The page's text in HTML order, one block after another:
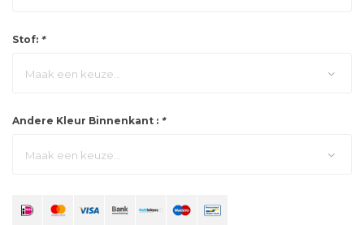
Stof: *
Maak een keuze...
Andere Kleur Binnenkant : *
Maak een keuze...